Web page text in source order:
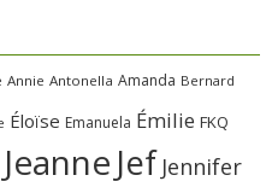
Annie Antonella Amanda Bernard
Éloïse Emanuela Émilie FKQ
Jeanne Jef Jennifer